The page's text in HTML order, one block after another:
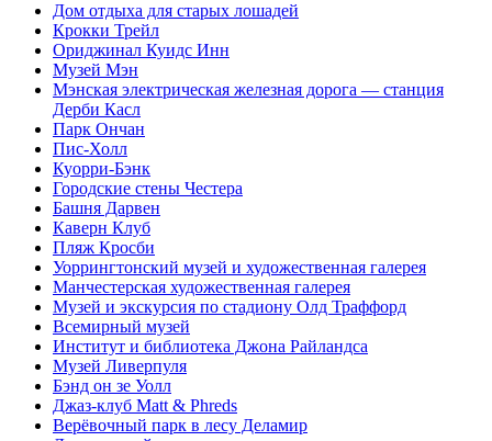
Дом отдыха для старых лошадей
Крокки Трейл
Ориджинал Куидс Инн
Музей Мэн
Мэнская электрическая железная дорога — станция
Дерби Касл
Парк Ончан
Пис-Холл
Куорри-Бэнк
Городские стены Честера
Башня Дарвен
Каверн Клуб
Пляж Кросби
Уоррингтонский музей и художественная галерея
Манчестерская художественная галерея
Музей и экскурсия по стадиону Олд Траффорд
Всемирный музей
Институт и библиотека Джона Райландса
Музей Ливерпуля
Бэнд он зе Уолл
Джаз-клуб Matt & Phreds
Верёвочный парк в лесу Деламир